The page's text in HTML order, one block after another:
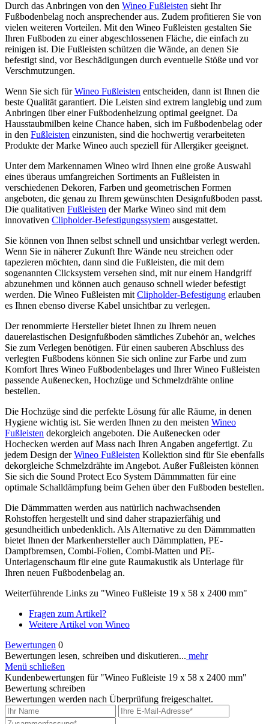
Durch das Anbringen von den Wineo Fußleisten sieht Ihr
Fußbodenbelag noch ansprechender aus. Zudem profitieren Sie von
vielen weiteren Vorteilen. Mit den Wineo Fußleisten gestalten Sie
Ihren Fußboden zu einer abgeschlossenen Fläche, die einfach zu
reinigen ist. Die Fußleisten schützen die Wände, an denen Sie
befestigt sind, vor Beschädigungen durch eventuelle Stöße und vor
Verschmutzungen.
Wenn Sie sich fürWineo Fußleisten entscheiden, dann ist Ihnen die
beste Qualität garantiert. Die Leisten sind extrem langlebig und zum
Anbringen über einer Fußbodenheizung optimal geeignet. Da
Hausstaubmilben keine Chance haben, sich im Fußbodenbelag oder
in den Fußleisten einzunisten, sind die hochwertig verarbeiteten
Produkte der Marke Wineo auch speziell für Allergiker geeignet.
Unter dem Markennamen Wineo wird Ihnen eine große Auswahl
eines überaus umfangreichen Sortiments an Fußleisten in
verschiedenen Dekoren, Farben und geometrischen Formen
angeboten, die genau zu Ihrem gewünschten Designfußboden passt.
Die qualitativen Fußleisten der Marke Wineo sind mit dem
innovativen Clipholder-Befestigungssystem ausgestattet.
Sie können von Ihnen selbst schnell und unsichtbar verlegt werden.
Wenn Sie in näherer Zukunft Ihre Wände neu streichen oder
tapezieren möchten, dann sind die Fußleisten, die mit dem
sogenannten Clicksystem versehen sind, mit nur einem Handgriff
abzunehmen und können auch genauso schnell wieder befestigt
werden. Die Wineo Fußleisten mit Clipholder-Befestigung erlauben
es Ihnen ebenso diverse Kabel unsichtbar zu verlegen.
Der renommierte Hersteller bietet Ihnen zu Ihrem neuen
dauerelastischen Designfußboden sämtliches Zubehör an, welches
Sie zum Verlegen benötigen. Für einen sauberen Abschluss des
verlegten Fußbodens können Sie sich online zur Farbe und zum
Komfort Ihres Wineo Fußbodenbelages und Ihrer Wineo Fußleisten
passende Außenecken, Hochzüge und Schmelzdrähte online
bestellen.
Die Hochzüge sind die perfekte Lösung für alle Räume, in denen
Hygiene wichtig ist. Sie werden Ihnen zu den meisten Wineo
Fußleisten dekorgleich angeboten. Die Außenecken oder
Hochecken werden auf Mass nach Ihren Angaben angefertigt. Zu
jedem Design derWineo Fußleisten Kollektion sind für Sie ebenfalls
dekorgleiche Schmelzdrähte im Angebot. Außer Fußleisten können
Sie sich die Sound Protect Eco System Dämmmatten für eine
optimale Schalldämpfung beim Gehen über den Fußboden bestellen.
Die Dämmmatten werden aus natürlich nachwachsenden
Rohstoffen hergestellt und sind daher strapazierfähig und
gesundheitlich unbedenklich. Als Alternative zu den Dämmmatten
bietet Ihnen der Markenhersteller auch Dämmplatten, PE-
Dampfbremsen, Combi-Folien, Combi-Matten und PE-
Unterlagenschaum für eine gute Raumakustik als Unterlage für
Ihren neuen Fußbodenbelag an.
Weiterführende Links zu "Wineo Fußleiste 19 x 58 x 2400 mm"
Fragen zum Artikel?
Weitere Artikel von Wineo
Bewertungen 0
Bewertungen lesen, schreiben und diskutieren... mehr
Menü schließen
Kundenbewertungen für "Wineo Fußleiste 19 x 58 x 2400 mm"
Bewertung schreiben
Bewertungen werden nach Überprüfung freigeschaltet.